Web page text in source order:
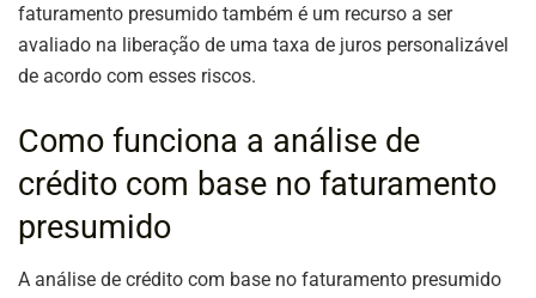
faturamento presumido também é um recurso a ser
avaliado na liberação de uma taxa de juros personalizável
de acordo com esses riscos.
Como funciona a análise de
crédito com base no faturamento
presumido
A análise de crédito com base no faturamento presumido